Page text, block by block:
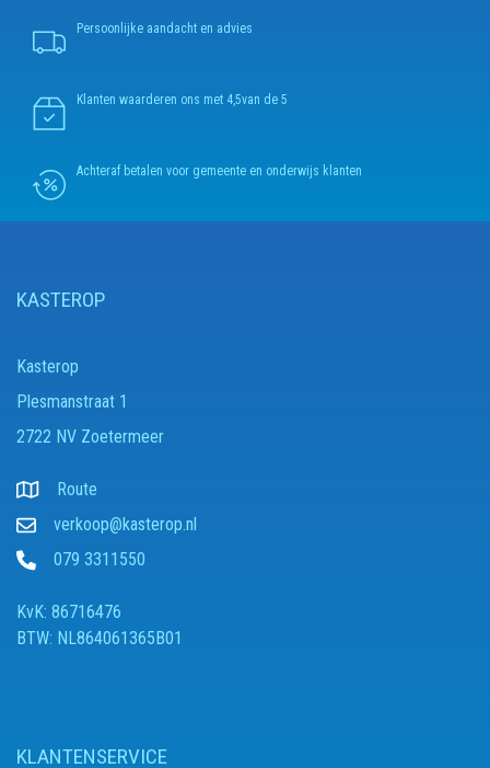
Persoonlijke aandacht en advies
Klanten waarderen ons met 4,5van de 5
Achteraf betalen voor gemeente en onderwijs klanten
KASTEROP
Kasterop
Plesmanstraat 1
2722 NV Zoetermeer
Route
verkoop@kasterop.nl
079 3311550
KvK: 86716476
BTW: NL864061365B01
KLANTENSERVICE